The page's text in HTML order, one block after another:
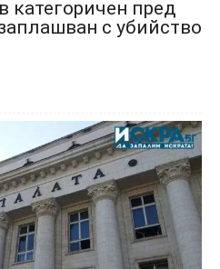
пред
с убийство